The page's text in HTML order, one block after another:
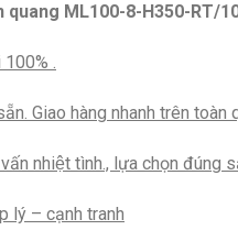
quang ML100-8-H350-RT/
.
Giao hàng nhanh trên toàn
nhiệt tình., lựa chọn đúng
lý – cạnh tranh